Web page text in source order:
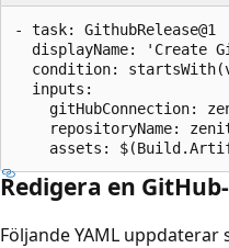
- task: GithubRelease@1
displayName: 'Create
condition:
  inputs:
gitHubConnection:
repositoryName:
Redigera en
Följande YAML